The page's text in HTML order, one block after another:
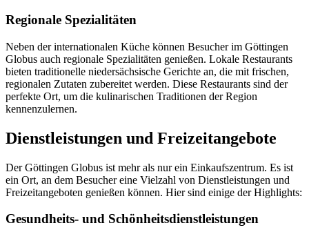
Regionale Spezialitäten
Neben der internationalen Küche können Besucher im Göttingen
Globus auch regionale Spezialitäten genießen. Lokale Restaurants
bieten traditionelle niedersächsische Gerichte an, die mit frischen,
regionalen Zutaten zubereitet werden. Diese Restaurants sind der
perfekte Ort, um die kulinarischen Traditionen der Region
kennenzulernen.
Dienstleistungen und Freizeitangebote
Der Göttingen Globus ist mehr als nur ein Einkaufszentrum. Es ist
ein Ort, an dem Besucher eine Vielzahl von Dienstleistungen und
Freizeitangeboten genießen können. Hier sind einige der Highlights:
Gesundheits- und Schönheitsdienstleistungen